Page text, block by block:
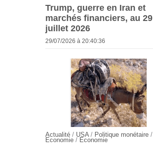
Trump, guerre en Iran et
marchés financiers, au 29
juillet 2026
29/07/2026 à 20:40:36
Actualité/ USA/ Politique monétaire/
Economie/ Economie